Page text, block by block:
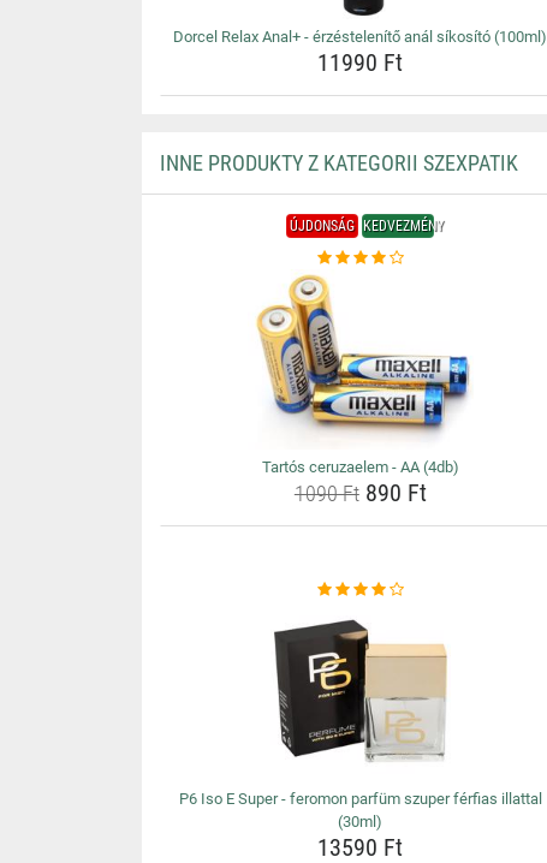
Dorcel Relax Anal+ - érzéstelenítő anál síkosító (100ml)
11990 Ft
INNE PRODUKTY Z KATEGORII SZEXPATIK
ÚJDONSÁG KEDVEZMÉNY
Tartós ceruzaelem - AA (4db)
1090 Ft890 Ft
P6 Iso E Super - feromon parfüm szuper férfias illattal
(30ml)
13590 Ft